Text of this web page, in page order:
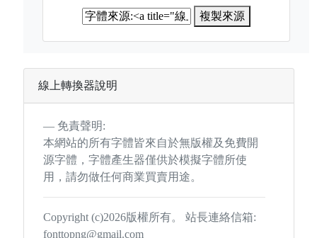
複製來源
線上轉換器說明
免責聲明:
本網站的所有字體皆來自於無版權及免費開
源字體，字體產生器僅供於模擬字體所使
用，請勿做任何商業買賣用途。
Copyright (c)2026版權所有。 站長連絡信箱:
fonttopng@gmail.com